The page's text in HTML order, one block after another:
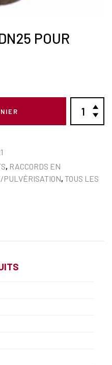
POUR
, RACCORDS EN
PULVÉRISATION, TOUS LES